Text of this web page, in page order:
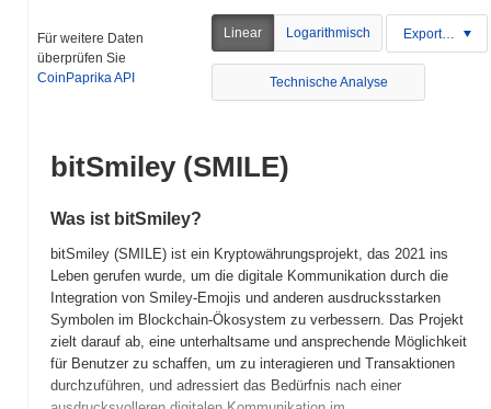
Für weitere Daten
überprüfen Sie
CoinPaprika API
Linear Logarithmisch Exportieren
Technische Analyse
bitSmiley (SMILE)
Was ist bitSmiley?
bitSmiley (SMILE) ist ein Kryptowährungsprojekt, das 2021 ins
Leben gerufen wurde, um die digitale Kommunikation durch die
Integration von Smiley-Emojis und anderen ausdrucksstarken
Symbolen im Blockchain-Ökosystem zu verbessern. Das Projekt
zielt darauf ab, eine unterhaltsame und ansprechende Möglichkeit
für Benutzer zu schaffen, um zu interagieren und Transaktionen
durchzuführen, und adressiert das Bedürfnis nach einer